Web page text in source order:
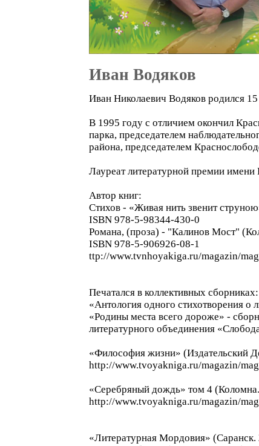
Иван Водяков
Иван Николаевич Водяков родился
В 1995 году с отличием окончил
парка, председателем
района, председателем
Лауреат литературной премии имени
Автор книг:
Стихов - «Живая нить звенит
ISBN 978-5-98344-430-0
Романа, (проза) - "Калинов Мост"
ISBN 978-5-906926-08-1
ttp://www.tvnhoyakiga.ru/magazin/
Печатался в коллективных сборниках:
«Антология одного стихотворения
«Родины места всего дороже» -
литературного объединения
«Философия жизни» (Издательский
http://www.tvoyakniga.ru/magazin/
«Серебряный дождь» том 4
http://www.tvoyakniga.ru/magazin/
«Литературная Мордовия» (Саранск.